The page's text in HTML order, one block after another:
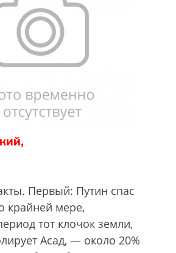
Первый: Путин спас
крайней мере,
тот клочок земли,
Асад, — около 20%